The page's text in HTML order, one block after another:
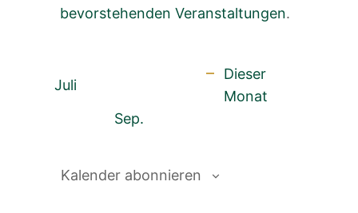
bevorstehenden Veranstaltungen.
Juli
Dieser
Monat
Sep.
Kalender abonnieren